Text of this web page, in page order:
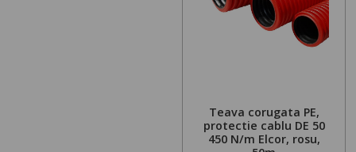
Teava corugata PE,
protectie cablu DE 50
450 N/m Elcor, rosu,